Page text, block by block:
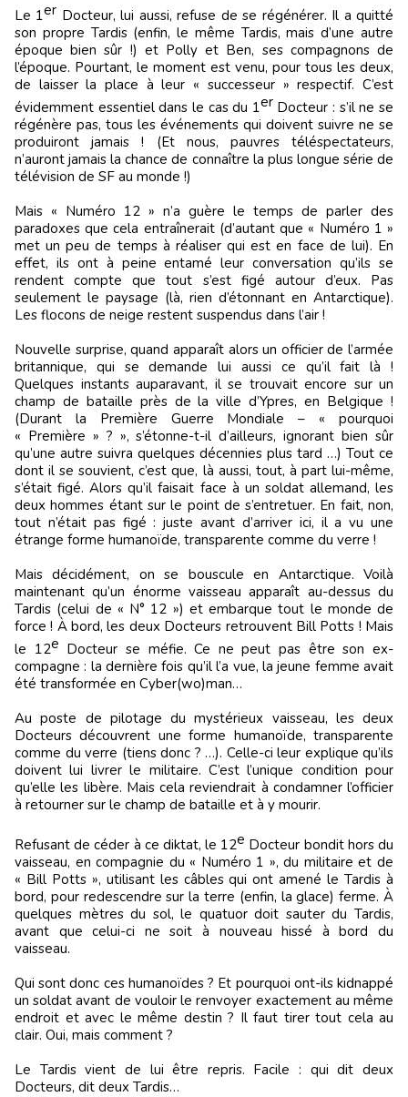
Le 1er Docteur, lui aussi, refuse de se régénérer. Il a quitté
son propre Tardis (enfin, le même Tardis, mais d’une autre
époque bien sûr !) et Polly et Ben, ses compagnons de
l’époque. Pourtant, le moment est venu, pour tous les deux,
de laisser la place à leur « successeur » respectif. C’est
évidemment essentiel dans le cas du 1er Docteur : s’il ne se
régénère pas, tous les événements qui doivent suivre ne se
produiront jamais ! (Et nous, pauvres téléspectateurs,
n’auront jamais la chance de connaître la plus longue série de
télévision de SF au monde !)
Mais « Numéro 12 » n’a guère le temps de parler des
paradoxes que cela entraînerait (d’autant que « Numéro 1 »
met un peu de temps à réaliser qui est en face de lui). En
effet, ils ont à peine entamé leur conversation qu’ils se
rendent compte que tout s’est figé autour d’eux. Pas
seulement le paysage (là, rien d’étonnant en Antarctique).
Les flocons de neige restent suspendus dans l’air !
Nouvelle surprise, quand apparaît alors un officier de l’armée
britannique, qui se demande lui aussi ce qu’il fait là !
Quelques instants auparavant, il se trouvait encore sur un
champ de bataille près de la ville d’Ypres, en Belgique !
(Durant la Première Guerre Mondiale – « pourquoi
« Première » ? », s’étonne-t-il d’ailleurs, ignorant bien sûr
qu’une autre suivra quelques décennies plus tard …) Tout ce
dont il se souvient, c’est que, là aussi, tout, à part lui-même,
s’était figé. Alors qu’il faisait face à un soldat allemand, les
deux hommes étant sur le point de s’entretuer. En fait, non,
tout n’était pas figé : juste avant d’arriver ici, il a vu une
étrange forme humanoïde, transparente comme du verre !
Mais décidément, on se bouscule en Antarctique. Voilà
maintenant qu’un énorme vaisseau apparaît au-dessus du
Tardis (celui de « N° 12 ») et embarque tout le monde de
force ! À bord, les deux Docteurs retrouvent Bill Potts ! Mais
le 12e Docteur se méfie. Ce ne peut pas être son ex-
compagne : la dernière fois qu’il l’a vue, la jeune femme avait
été transformée en Cyber(wo)man…
Au poste de pilotage du mystérieux vaisseau, les deux
Docteurs découvrent une forme humanoïde, transparente
comme du verre (tiens donc ? …). Celle-ci leur explique qu’ils
doivent lui livrer le militaire. C’est l’unique condition pour
qu’elle les libère. Mais cela reviendrait à condamner l’officier
à retourner sur le champ de bataille et à y mourir.
Refusant de céder à ce diktat, le 12e Docteur bondit hors du
vaisseau, en compagnie du « Numéro 1 », du militaire et de
« Bill Potts », utilisant les câbles qui ont amené le Tardis à
bord, pour redescendre sur la terre (enfin, la glace) ferme. À
quelques mètres du sol, le quatuor doit sauter du Tardis,
avant que celui-ci ne soit à nouveau hissé à bord du
vaisseau.
Qui sont donc ces humanoïdes ? Et pourquoi ont-ils kidnappé
un soldat avant de vouloir le renvoyer exactement au même
endroit et avec le même destin ? Il faut tirer tout cela au
clair. Oui, mais comment ?
Le Tardis vient de lui être repris. Facile : qui dit deux
Docteurs, dit deux Tardis…